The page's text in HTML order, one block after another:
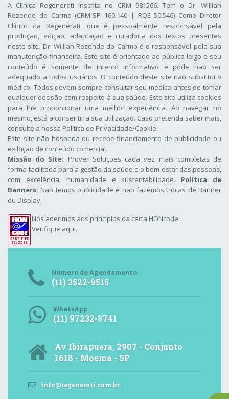
A Clínica Regenerati inscrita no CRM 981566. Tem o Dr. Willian
Rezende do Carmo (CRM-SP 160.140 | RQE 50.546) Como Diretor
Clínico da Regenerati, que é pessoalmente responsável pela
produção, edição, adaptação e curadoria dos textos presentes
neste site. Dr. Willian Rezende do Carmo é o responsável pela sua
manutenção financeira. Este site é orientado ao público leigo e seu
conteúdo é somente de intento informativo e pode não ser
adequado a todos usuários. O conteúdo deste site não substitui o
médico. Todos devem sempre consultar seu médico antes de tomar
qualquer decisão com respeito à sua saúde. Este site utiliza cookies
para lhe proporcionar uma melhor experiência. Ao navegar no
mesmo, está a consentir a sua utilização. Caso pretenda saber mais,
consulte a nossa Política de Privacidade/Cookie.
Este site não hospeda ou recebe financiamento de publicidade ou
exibição de conteúdo comercial.
Missão do Site: Prover Soluções cada vez mais completas de
forma facilitada para a gestão da saúde e o bem-estar das pessoas,
com excelência, humanidade e sustentabilidade. Política de
Banners: Não temos publicidade e não fazemos trocas de Banner
ou Display.
Nós aderimos aos princípios da carta HONcode.
Verifique aqui.
Número de Agendamento
(11) 3522-9515
WhatsApp
(11) 97232-8741
Av Ibirapuera, 2907 - Conjunto
1618 - Moema - SP
info@regenerati.com.br